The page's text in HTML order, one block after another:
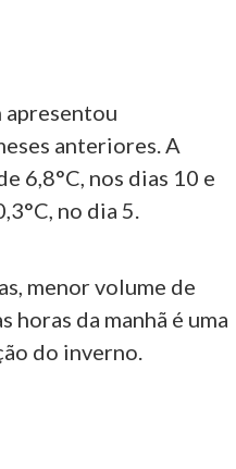
apresentou
anteriores. A
6,8°C, nos dias 10 e
no dia 5.
menor volume de
horas da manhã é uma
do inverno.